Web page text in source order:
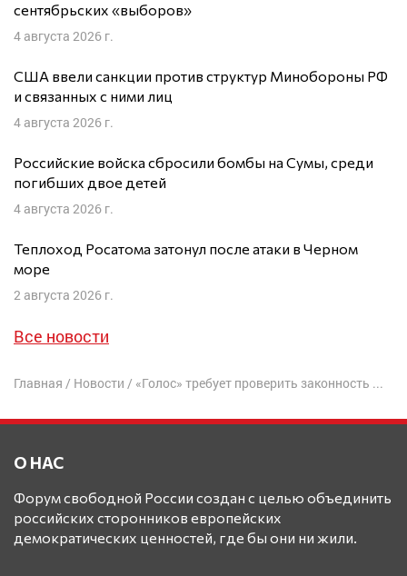
сентябрьских «выборов»
4 августа 2026 г.
США ввели санкции против структур Минобороны РФ
и связанных с ними лиц
4 августа 2026 г.
Российские войска сбросили бомбы на Сумы, среди
погибших двое детей
4 августа 2026 г.
Теплоход Росатома затонул после атаки в Черном
море
2 августа 2026 г.
Все новости
Главная / Новости / «Голос» требует проверить законность заявления Шойгу о голосовании за Путина 90% военных
О НАС
Форум свободной России создан с целью объединить
российских сторонников европейских
демократических ценностей, где бы они ни жили.